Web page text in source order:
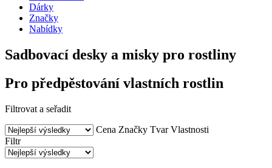
Dárky
Značky
Nabídky
Sadbovací desky a misky pro rostliny
Pro předpěstování vlastních rostlin
Filtrovat a seřadit
Cena Značky Tvar Vlastnosti
Filtr